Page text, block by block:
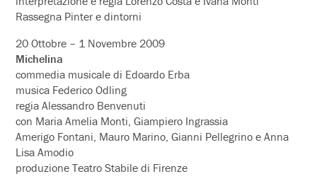
Rassegna Pinter e dintorni
20 Ottobre – 1 Novembre 2009
Michelina
commedia musicale di Edoardo Erba
musica Federico Odling
regia Alessandro Benvenuti
con Maria Amelia Monti, Giampiero Ingrassia
Amerigo Fontani, Mauro Marino, Gianni Pellegrino e Anna
Lisa Amodio
produzione Teatro Stabile di Firenze